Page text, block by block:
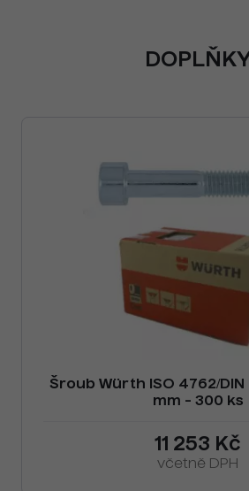
Šroub Würth ISO 4762/DIN
mm - 300 ks
11 253 Kč
včetně DPH